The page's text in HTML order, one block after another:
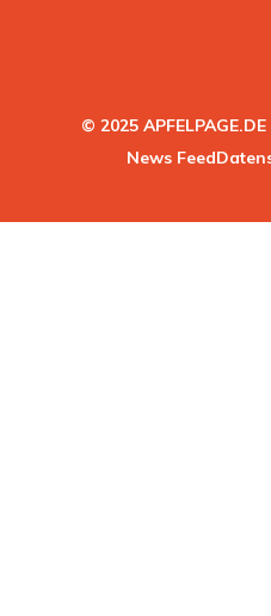
© 2025
News Feed